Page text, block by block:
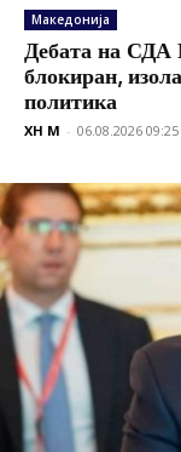
Македонија
Дебата на СДА
блокиран,
политика
XH M - 06.08.2026 09:25